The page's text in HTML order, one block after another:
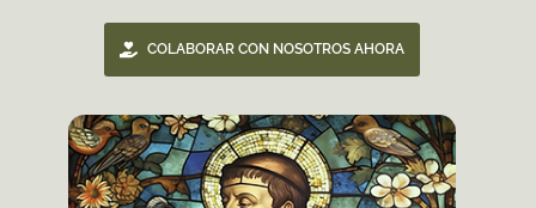
COLABORAR CON NOSOTROS AHORA